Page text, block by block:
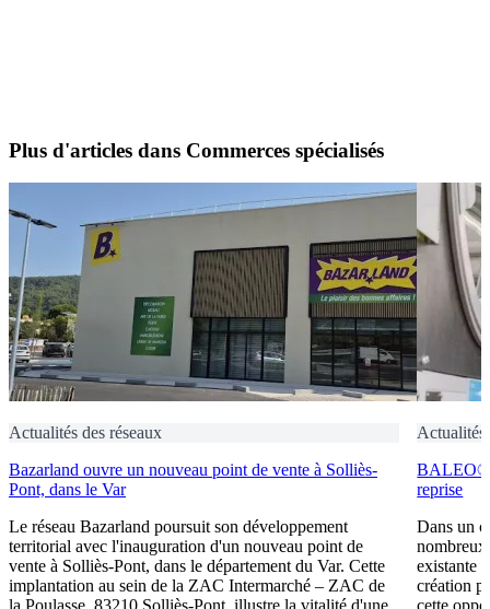
Plus d'articles dans Commerces spécialisés
Actualités des réseaux
Bazarland ouvre un nouveau point de vente à Solliès-
Pont, dans le Var
Le réseau Bazarland poursuit son développement
territorial avec l'inauguration d'un nouveau point de
vente à Solliès-Pont, dans le département du Var. Cette
implantation au sein de la ZAC Intermarché – ZAC de
Actualités
BALEO®
reprise
Dans un
nombreux
existante
création